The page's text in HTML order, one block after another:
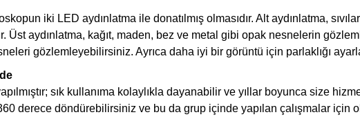
iki LED aydınlatma ile donatılmış olmasıdır. Alt aydınlatma,
Üst aydınlatma, kağıt, maden, bez ve metal gibi opak nesnelerin
gözlemleyebilirsiniz. Ayrıca daha iyi bir görüntü için parlaklığı
sık kullanıma kolaylıkla dayanabilir ve yıllar boyunca size
derece döndürebilirsiniz ve bu da grup içinde yapılan çalışmalar için